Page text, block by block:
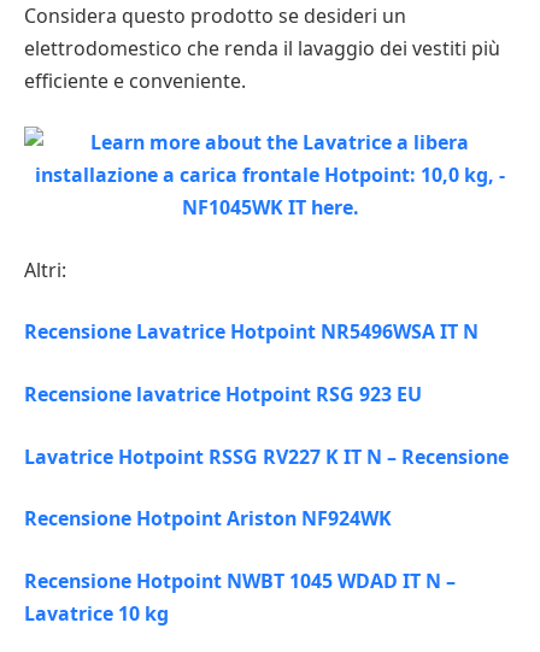
Considera questo prodotto se desideri un
elettrodomestico che renda il lavaggio dei vestiti più
efficiente e conveniente.
Altri:
Recensione Lavatrice Hotpoint NR5496WSA IT N
Recensione lavatrice Hotpoint RSG 923 EU
Lavatrice Hotpoint RSSG RV227 K IT N – Recensione
Recensione Hotpoint Ariston NF924WK
Recensione Hotpoint NWBT 1045 WDAD IT N –
Lavatrice 10 kg